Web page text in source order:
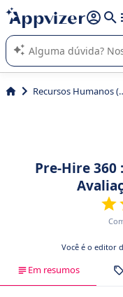
de nossa IA (várias linhas
A IA do Appvizer o
SaaS para sua empresa.
Pre-Hire 360
Você é o editor
Em resumos